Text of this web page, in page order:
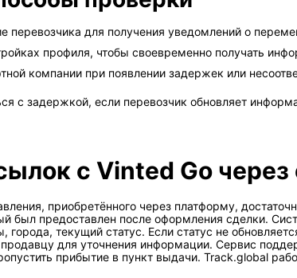
перевозчика для получения уведомлений о
профиля, чтобы своевременно получать
компании при появлении задержек или
с задержкой, если перевозчик обновляет
с Vinted Go
приобретённого через платформу,
был предоставлен после оформления сделки.
текущий статус. Если статус не
продавцу для уточнения информации. Сервис
прибытие в пункт выдачи. Track.global